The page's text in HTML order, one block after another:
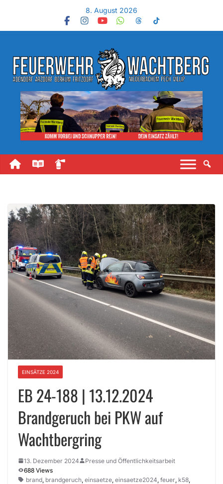
8. August 2026
EINSÄTZE 2024
EB 24-188 | 13.12.2024
Brandgeruch bei PKW auf
Wachtbergring
13. Dezember 2024
Presse und Öffentlichkeitsarbeit
688 Views
brand brandgeruch einsaetze einsaetze2024 feuer k58